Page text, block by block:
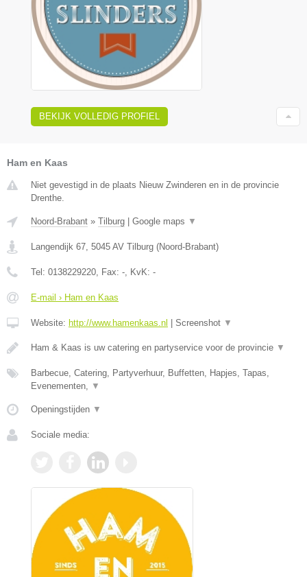
BEKIJK VOLLEDIG PROFIEL
Ham en Kaas
Niet gevestigd in de plaats Nieuw Zwinderen en in de provincie
Drenthe.
Noord-Brabant » Tilburg Google maps ▼
Langendijk 67, 5045 AV Tilburg (Noord-Brabant)
Tel: 0138229220, Fax: -, KvK: -
E-mail › Ham en Kaas
Website: http://www.hamenkaas.nl Screenshot ▼
Ham & Kaas is uw catering en partyservice voor de provincie ▼
Barbecue, Catering, Partyverhuur, Buffetten, Hapjes, Tapas,
Evenementen, ▼
Openingstijden ▼
Sociale media: